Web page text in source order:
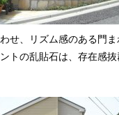
せ、リズム感のある門ま
トの乱貼石は、存在感抜